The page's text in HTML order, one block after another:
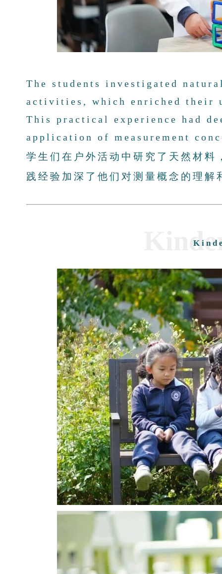
The students investigated
activities, which enriched their
This practical experience had
application of measurement
学生们在户外活动中研究了天然材
践经验加深了他们对测量概念的理解